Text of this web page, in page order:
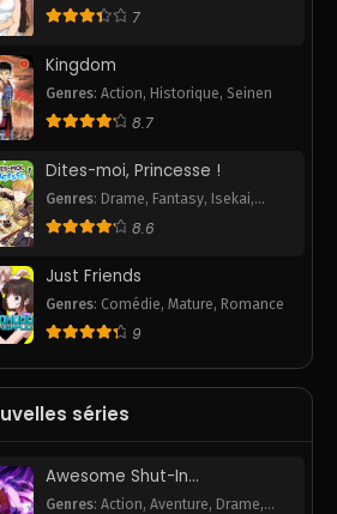
Pornhwa,Romance
7
Kingdom
Genres:Action, Historique,Seinen
8.7
Dites-moi, Princesse !
Genres: Drame, Fantasy, Isekai,
Romance,Webtoon
8.6
Just Friends
Genres: Comédie,Mature, Romance
9
séries
Awesome Shut-In
Necromancer
Genres:Action,Aventure, Drame,